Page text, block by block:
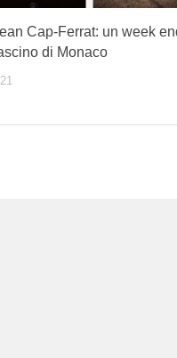
Cap-Ferrat: un week
di Monaco